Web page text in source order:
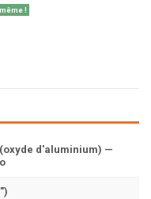
!
d'aluminium) —